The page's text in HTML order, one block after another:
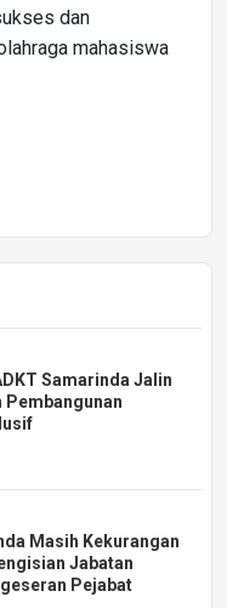
dan
mahasiswa
Samarinda Jalin
Masih Kekurangan
Jabatan
Pejabat